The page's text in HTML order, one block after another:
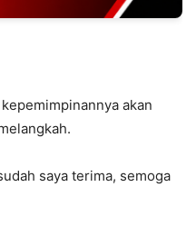
akan
saya terima, semoga